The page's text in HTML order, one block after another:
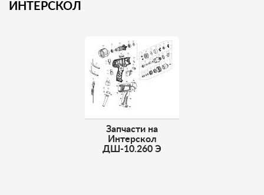
ИНТЕРСКОЛ
Запчасти на
Интерскол
ДШ-10.260 Э